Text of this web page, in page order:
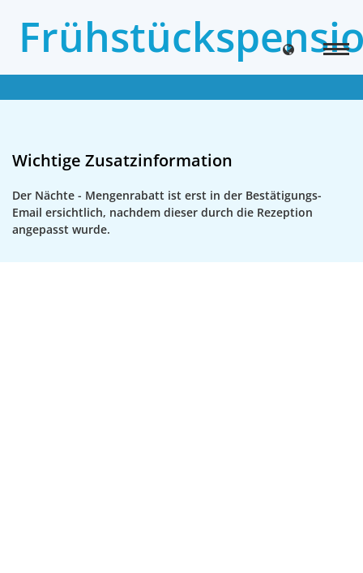
Wichtige Zusatzinformation
Der Nächte - Mengenrabatt ist erst in der Bestätigungs-
Email ersichtlich, nachdem dieser durch die Rezeption
angepasst wurde.